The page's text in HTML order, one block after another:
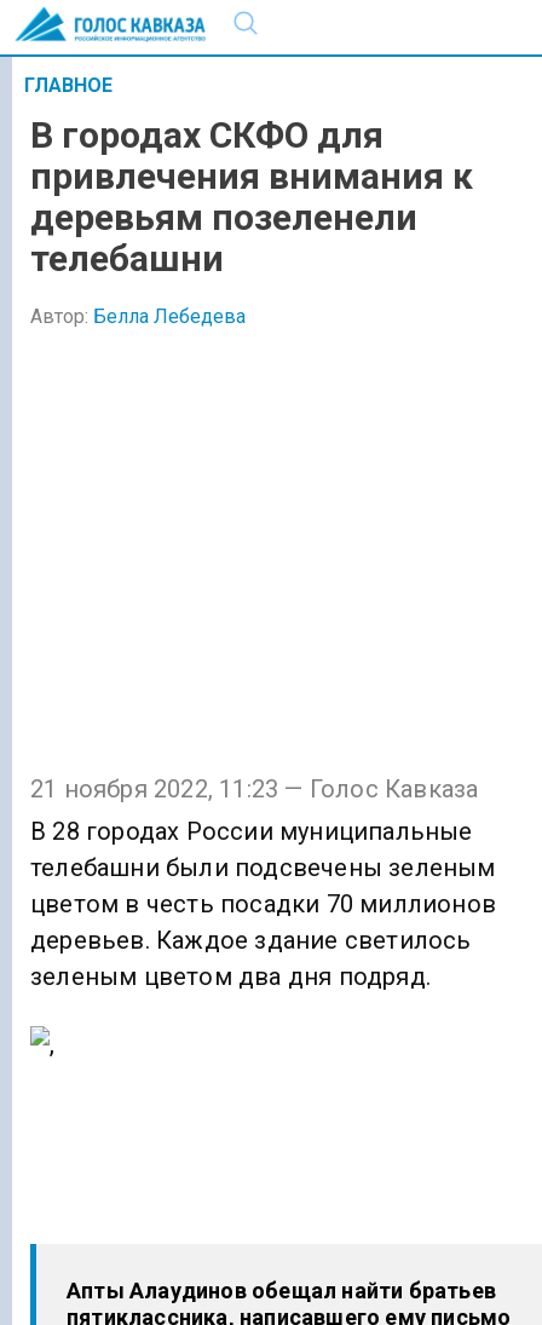
ГЛАВНОЕ
В городах СКФО для
привлечения внимания к
деревьям позеленели
телебашни
Автор: Белла Лебедева
21 ноября 2022, 11:23 — Голос Кавказа
В 28 городах России муниципальные
телебашни были подсвечены зеленым
цветом в честь посадки 70 миллионов
деревьев. Каждое здание светилось
зеленым цветом два дня подряд.
Апты Алаудинов обещал найти братьев
пятиклассника, написавшего ему письмо